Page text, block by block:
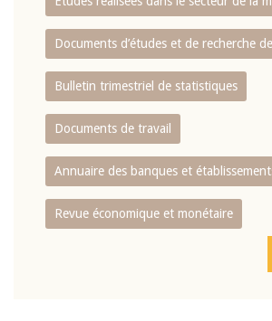
Documents d’études et de recherche
Bulletin trimestriel de statistiques
Documents de travail
Annuaire des banques et
Revue économique et monétaire